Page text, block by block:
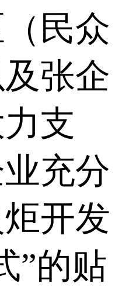
民众
张企
支
充分
开发
”的贴